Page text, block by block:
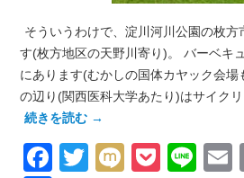
そういうわけで、淀川河川公園の枚
す(枚方地区の天野川寄り)。 バーベキ
にあります(むかしの国体カヤック会場
の辺り(関西医科大学あたり)はサイク
続きを読む →
Facebook
Twitter
Mixi